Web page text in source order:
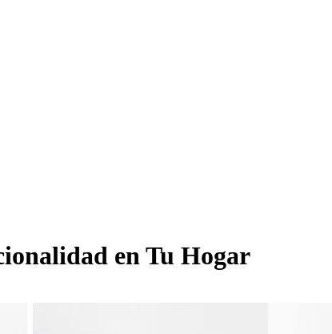
en Tu Hogar